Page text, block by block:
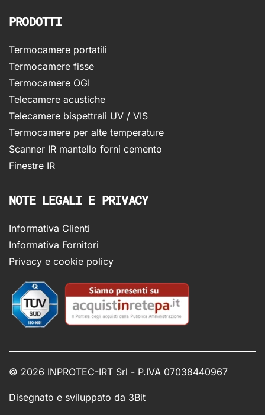
PRODOTTI
Termocamere portatili
Termocamere fisse
Termocamere OGI
Telecamere acustiche
Telecamere bispettrali UV / VIS
Termocamere per alte temperature
Scanner IR mantello forni cemento
Finestre IR
NOTE LEGALI E PRIVACY
Informativa Clienti
Informativa Fornitori
Privacy e cookie policy
© 2026 INPROTEC-IRT Srl - P.IVA 07038440967
Disegnato e sviluppato da 3Bit